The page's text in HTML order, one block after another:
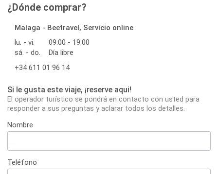
¿Dónde comprar?
Malaga - Beetravel, Servicio online
lu. - vi.
09:00 - 19:00
sá. - do.
Día libre
+34 611 01 96 14
Si le gusta este viaje, ¡reserve aqui!
El operador turístico se pondrá en contacto con usted para
responder a sus preguntas y aclarar todos los detalles.
Nombre
Teléfono